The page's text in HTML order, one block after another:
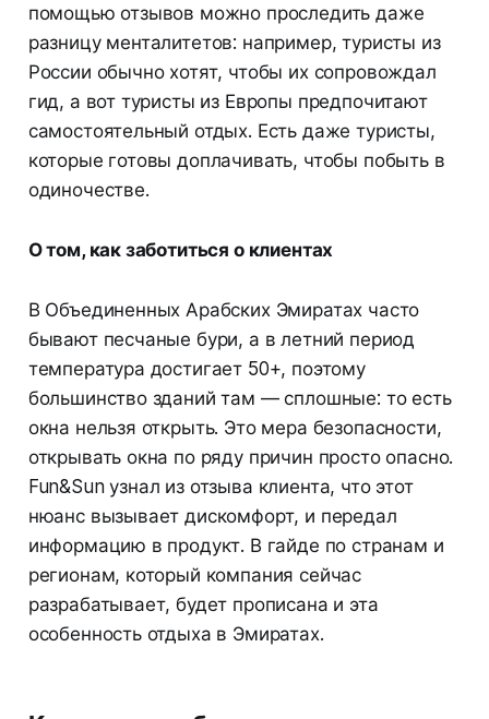
помощью отзывов можно проследить даже
разницу менталитетов: например, туристы из
России обычно хотят, чтобы их сопровождал
гид, а вот туристы из Европы предпочитают
самостоятельный отдых. Есть даже туристы,
которые готовы доплачивать, чтобы побыть в
одиночестве.
О том, как заботиться о клиентах
В Объединенных Арабских Эмиратах часто
бывают песчаные бури, а в летний период
температура достигает 50+, поэтому
большинство зданий там — сплошные: то есть
окна нельзя открыть. Это мера безопасности,
открывать окна по ряду причин просто опасно.
Fun&Sun узнал из отзыва клиента, что этот
нюанс вызывает дискомфорт, и передал
информацию в продукт. В гайде по странам и
регионам, который компания сейчас
разрабатывает, будет прописана и эта
особенность отдыха в Эмиратах.